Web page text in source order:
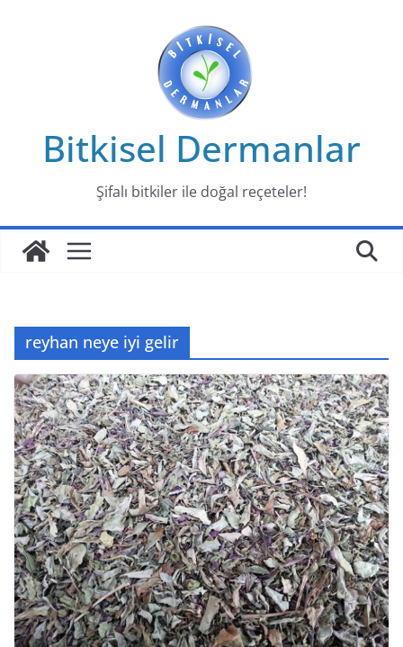
Bitkisel Dermanlar
Şifalı bitkiler ile doğal reçeteler!
reyhan neye iyi gelir